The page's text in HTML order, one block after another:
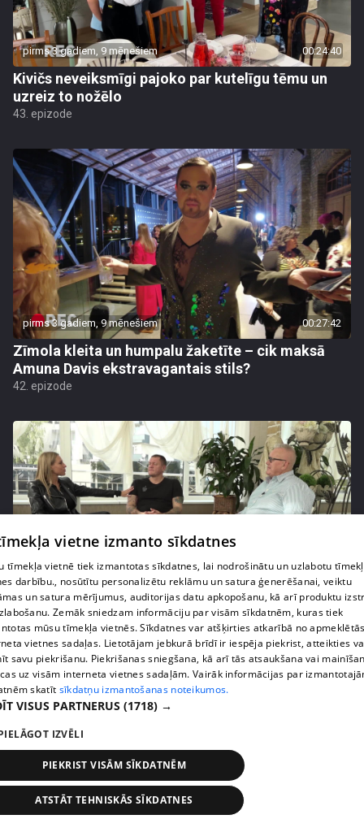
pirms 3 gadiem, 9 mēnešiem 00:24:40
Kivičs neveiksmīgi pajoko par kutelīgu tēmu un
uzreiz to nožēlo
43. epizode
pirms 3 gadiem, 9 mēnešiem 00:27:42
Zīmola kleita un humpalu žaketīte – cik maksā
Amuna Davis ekstravagantais stils?
42. epizode
pirms 3 gadiem, 9 mēnešiem 00:24:50
Kambalu pāri laulās mācītājs no Austrālijas
41. epizode
vietne izmanto sīkdatnes
tīmekļa vietnē tiek izmantotas sīkdatnes, lai nodrošinātu un uzlabotu
darbību., nosūtītu personalizētu reklāmu un satura ģenerēšanai, veiktu
un satura mērījumus, auditorijas datu apkopošanu, kā arī produktu
Zemāk sniedzam informāciju par visām sīkdatnēm, kuras tiek
mūsu tīmekļa vietnēs. Sīkdatnes var atšķirties atkarībā no
vietnes sadaļas. Lietotājam jebkurā brīdī ir iespēja piekrist, atteikties
savu piekrišanu. Piekrišanas sniegšana, kā arī tās atsaukšana vai
uz visām interneta vietnes sadaļām. Vairāk informācijas par
skatīt sīkdatņu izmantošanas noteikumos.
VISUS PARTNERUS (1718) →
IZVĒLI
PIEKRIST VISĀM SĪKDATNĒM
ATSTĀT TEHNISKĀS SĪKDATNES